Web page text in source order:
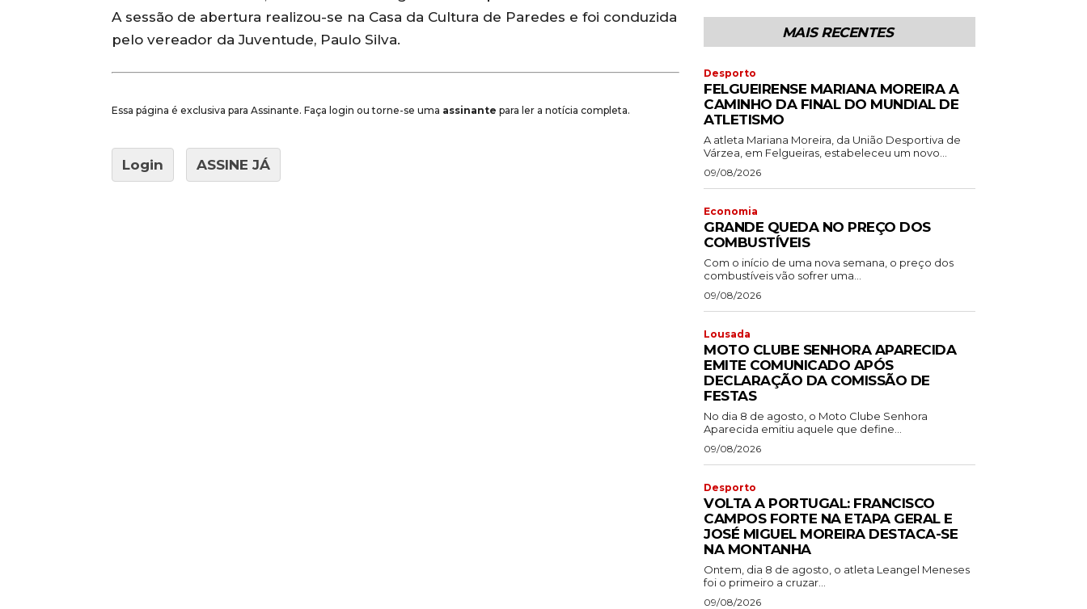
A sessão de abertura realizou-se na Casa da Cultura de Paredes e foi conduzida
pelo vereador da Juventude, Paulo Silva.
Essa página é exclusiva para Assinante. Faça login ou torne-se uma assinante para ler a notícia completa.
Login ASSINE JÁ
MAIS RECENTES
Desporto
FELGUEIRENSE MARIANA MOREIRA A
CAMINHO DA FINAL DO MUNDIAL DE
ATLETISMO
A atleta Mariana Moreira, da União Desportiva de
Várzea, em Felgueiras, estabeleceu um novo...
09/08/2026
Economia
GRANDE QUEDA NO PREÇO DOS
COMBUSTÍVEIS
Com o início de uma nova semana, o preço dos
combustíveis vão sofrer uma...
09/08/2026
Lousada
MOTO CLUBE SENHORA APARECIDA
EMITE COMUNICADO APÓS
DECLARAÇÃO DA COMISSÃO DE
FESTAS
No dia 8 de agosto, o Moto Clube Senhora
Aparecida emitiu aquele que define...
09/08/2026
Desporto
VOLTA A PORTUGAL: FRANCISCO
CAMPOS FORTE NA ETAPA GERAL E
JOSÉ MIGUEL MOREIRA DESTACA-SE
NA MONTANHA
Ontem, dia 8 de agosto, o atleta Leangel Meneses
foi o primeiro a cruzar...
09/08/2026